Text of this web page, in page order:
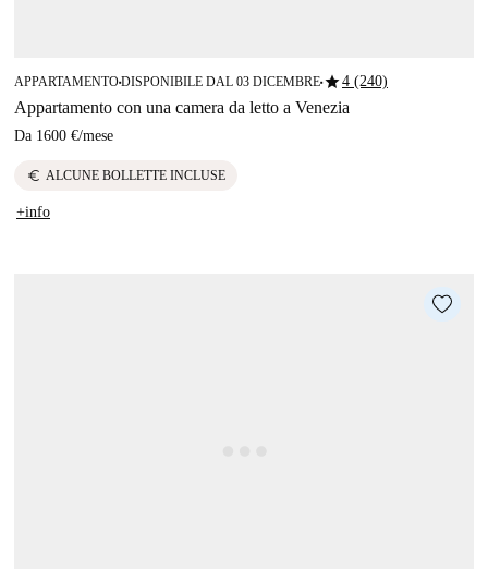
APPARTAMENTO■DISPONIBILE DAL 03 DICEMBRE■star4 (240)
Appartamento con una camera da letto a Venezia
Da 1600 €/mese
euro ALCUNE BOLLETTE INCLUSE
+info